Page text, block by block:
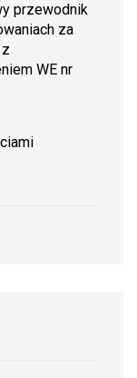
przewodnik
za
WE nr